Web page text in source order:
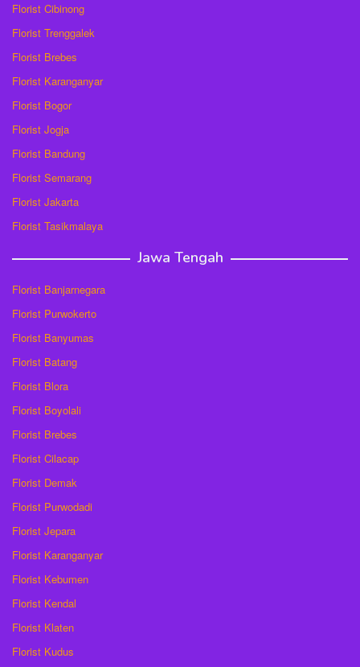
Florist Cibinong
Florist Trenggalek
Florist Brebes
Florist Karanganyar
Florist Bogor
Florist Jogja
Florist Bandung
Florist Semarang
Florist Jakarta
Florist Tasikmalaya
Jawa Tengah
Florist Banjarnegara
Florist Purwokerto
Florist Banyumas
Florist Batang
Florist Blora
Florist Boyolali
Florist Brebes
Florist Cilacap
Florist Demak
Florist Purwodadi
Florist Jepara
Florist Karanganyar
Florist Kebumen
Florist Kendal
Florist Klaten
Florist Kudus